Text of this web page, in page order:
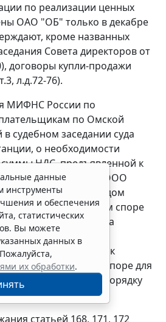
по реализации ценных
ОАО "ОБ" только в декабре
кроме названных
Совета директоров от
договоры купли-продажи
л.д.72-76).
МИФНС России по
по Омской
судебном заседании суда
о необходимости
суммы НДС, предъявленной к
года, по услугам ООО
апелляционным судом
в рассматриваемом споре
для подсчета налога
квартал. Порядок
налога, привязанный к
(в рассматриваемом споре для
не тождественен порядку
статьей 168, 171, 172
данные
инструменты
и обеспечения
статистических
Вы можете
данных в
их обработки.